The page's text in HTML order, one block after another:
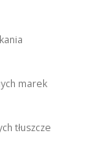
marek
tłuszcze